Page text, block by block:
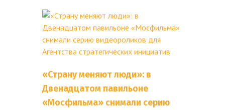
«Страну меняют люди»: в
Двенадцатом павильоне
«Мосфильма» снимали серию